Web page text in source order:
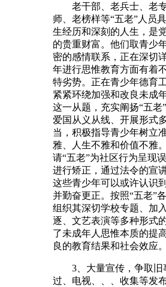
老干部、老兵士、老专
师、老榜样等“五老”人员
生经历和深刻的人生，是
的贵重财富。他们取青少
密的感情联系，正在深切
年进行思惟教育方面有着
特劣势。正在青少年德育
紧紧环绕加强和改良未成
这一从题，充实阐扬“五老
爱国从义从线、开展形式
当，积极指导青少年树立
雅、人生不雅和价值不雅
请“五老”为社区行为呈现
进行矫正，通过法令的宣
这些青少年可以或许认识
并勤奋更正。按照“五老”
组织其深切学校专题、加
逐、文艺表演等多种形式
了未成年人思惟本质的提
良的教育结果和社会效应。
3、大量宣传，争取旧
过、电视、、、收集等发